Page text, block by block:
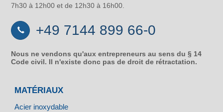
7h30 à 12h00 et de 12h30 à 16h00.
+49 7144 899 66-0
Nous ne vendons qu'aux entrepreneurs au sens du § 14
Code civil. Il n'existe donc pas de droit de rétractation.
MATÉRIAUX
Acier inoxydable